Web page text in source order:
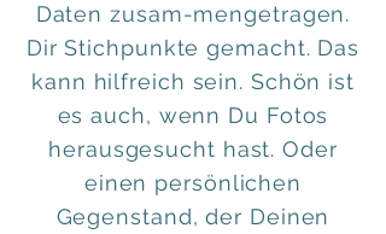
Daten zusam-mengetragen.
Dir Stichpunkte gemacht. Das
kann hilfreich sein. Schön ist
es auch, wenn Du Fotos
herausgesucht hast. Oder
einen persönlichen
Gegenstand, der Deinen